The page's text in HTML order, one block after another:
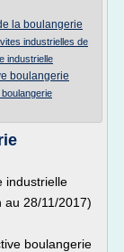
la boulangerie
industrielles de
industrielle
boulangerie
industrielle
au 28/11/2017)
boulangerie